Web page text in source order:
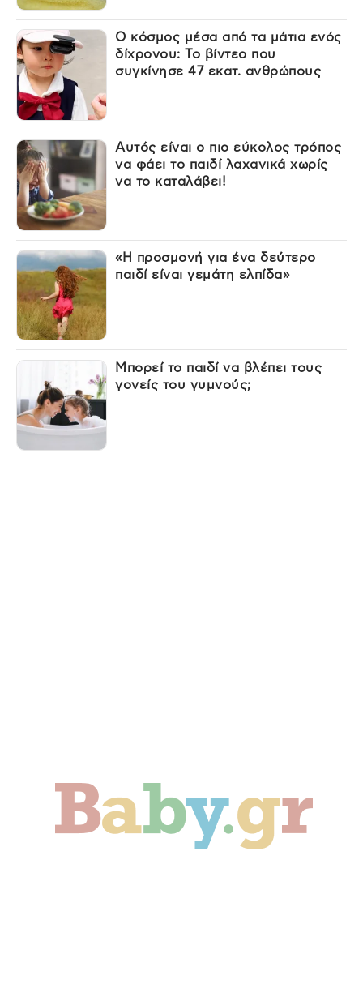
Ο κόσμος μέσα από τα μάτια ενός
δίχρονου: Το βίντεο που
συγκίνησε 47 εκατ. ανθρώπους
Αυτός είναι ο πιο εύκολος τρόπος
να φάει το παιδί λαχανικά χωρίς
να το καταλάβει!
«Η προσμονή για ένα δεύτερο
παιδί είναι γεμάτη ελπίδα»
Μπορεί το παιδί να βλέπει τους
γονείς του γυμνούς;